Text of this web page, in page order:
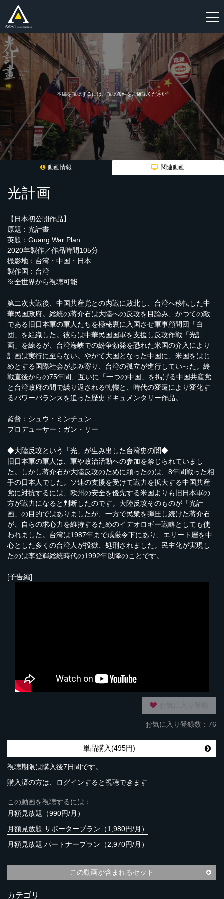
新
規
本編を視聴するには、視聴条件をご確認ください
動画情報 関連動画
光計画
【日本初公開作品】
原題：光計畫
英題：Guang War Plan
2020年製作／作品時間105分
撮影地：台湾・中国・日本
製作国：台湾
※全世界から視聴可能
第二次大戦後、中国共産党との内戦に敗北し、台湾へ移転した中
華民国政府。総統の蒋介石は大陸への反攻を目論み、かつての敵
である旧日本軍の軍人たちを極秘裏に入国させ軍事顧問団「白
団」を組織した。彼らは中華民国国軍を支援し反攻作戦「光計
画」を練るが、台湾海峡での紛争勃発を恐れた米国の介入により
計画は実行に至らない。やがて大国となった中国に、米国をはじ
めとする国際社会が歩み寄り、台湾の孤立が進行していった。終
戦直後からの75年間、互いに「一つの中国」を掲げる中国共産党
と台湾政府の間で繰り返される軋轢と、時代の変遷により変化す
るパワーバランスを追った歴史ドキュメンタリー作品。
監督：シュウ・ミンチュン
プロデューサー：ガン・リー
◆大陸反攻という「光」が生み出した台湾史の闇◆
旧日本軍の軍人は、軍や政治活動への参加を禁じられていまし
た。しかし蒋介石が大陸反攻のために頼ったのは、8年間戦った相
手の日本人でした。ソ連の支援を受けて戦力を拡大する中国共産
党に対抗するには、欧州の安全を優先する米国よりも旧日本軍の
方が戦力になると判断したのです。大陸反攻そのものが「光計
画」の目的ではありましたが、一方で民衆を弾圧し続けた蒋介石
が、自らの求心力を維持するためのイデオロギー戦略としても使
われました。台湾は1987年まで戒厳令下にあり、エリート層を中
心とした多くの台湾人が投獄、処刑されました。民主化が実現し
たのは李登輝総統時代の1992年以降のことです。
[予告編]
お気に入り登録数：76
単品購入(495円)
視聴期限は購入後7日間です。
購入済の方は、ログインすると視聴できます
この動画を視聴するには：
月額見放題（990円/月）
月額見放題 サポータープラン（1,980円/月）
月額見放題 パートナープラン（2,970円/月）
この動画が含まれるセット
カテゴリ